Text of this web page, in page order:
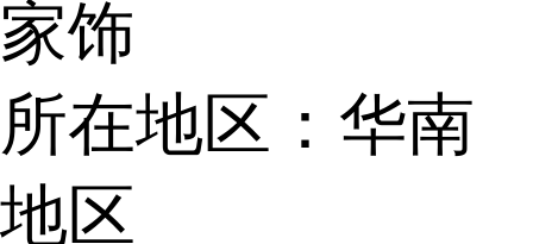
本人出售,住宅家
装主材全屋定制
家饰
所在地区： 华南
地区